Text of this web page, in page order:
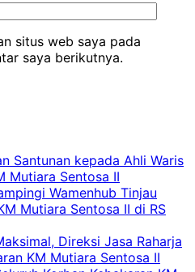
situs web saya pada
saya berikutnya.
Santunan kepada Ahli Waris
Mutiara Sentosa II
Wamenhub Tinjau
Mutiara Sentosa II di RS
Direksi Jasa Raharja
KM Mutiara Sentosa II